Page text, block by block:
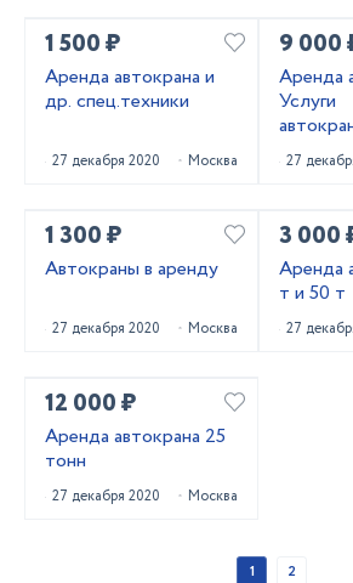
1 500 ₽
Аренда автокрана и
др. спец.техники
27 декабря 2020 Москва
9 000
Аренда
Услуги
27
1 300 ₽
Автокраны в аренду
27 декабря 2020 Москва
3 000
Аренда
т и 50 т
27
12 000 ₽
Аренда автокрана 25
тонн
27 декабря 2020 Москва
1 2